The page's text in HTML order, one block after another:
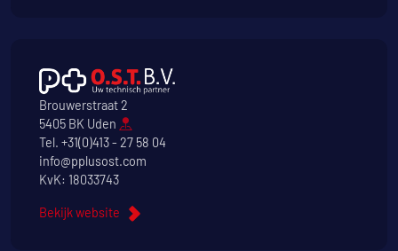
Brouwerstraat 2
5405 BK Uden
Tel. +31(0)413 - 27 58 04
info@pplusost.com
KvK: 18033743
Bekijk website